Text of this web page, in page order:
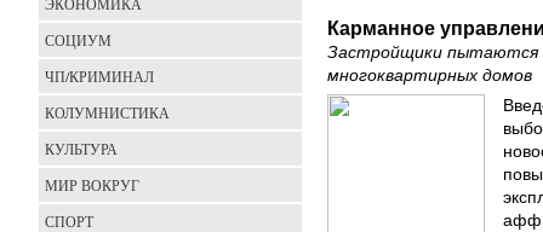
Карманное
Застройщики пытаются
многоквартирных домов
СОЦИУМ
ЧП/КРИМИНАЛ
КОЛУМНИСТИКА
КУЛЬТУРА
МИР ВОКРУГ
СПОРТ